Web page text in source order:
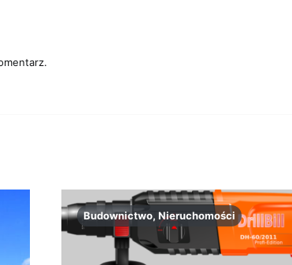
Budownictwo, Nieruchomości